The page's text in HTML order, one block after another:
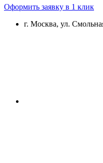
Оформить заявку в 1 клик
г. Москва, ул.